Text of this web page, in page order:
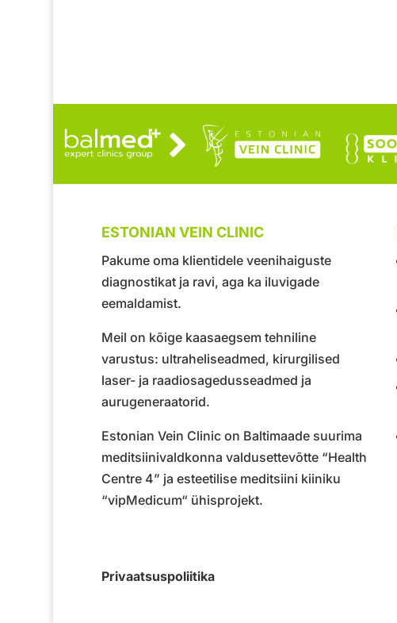
ESTONIAN VEIN CLINIC
Pakume oma klientidele veenihaiguste
diagnostikat ja ravi, aga ka iluvigade
eemaldamist.
Meil on kõige kaasaegsem tehniline
varustus: ultraheliseadmed, kirurgilised
laser- ja raadiosagedusseadmed ja
aurugeneraatorid.
Estonian Vein Clinic on Baltimaade suurima
meditsiinivaldkonna valdusettevõtte “Health
Centre 4” ja esteetilise meditsiini kiiniku
“vipMedicum“ ühisprojekt.
Privaatsuspoliitika